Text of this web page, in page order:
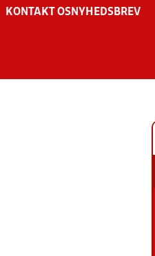
KONTAKT OS NYHEDSBREV